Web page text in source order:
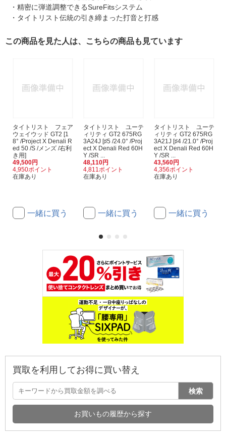
・精密に弾道調整できるSureFitsシステム
・タイトリスト伝統の引き締まった打音と打感
この商品を見た人は、こちらの商品も見ています
タイトリスト フェア
ウェイウッド GT2 [1
8° /Project X Denali R
ed 50 /S /メンズ /右利
き用]
49,500円
4,950ポイント
在庫あり
一緒に買う
タイトリスト ユーテ
ィリティ GT2 675RG
3A24J [♯5 /24.0° /Proj
ect X Denali Red 60H
Y /SR ...
48,110円
4,811ポイント
在庫あり
一緒に買う
タイトリスト ユーテ
ィリティ GT2 675RG
3A21J [♯4 /21.0° /Proj
ect X Denali Red 60H
Y /SR ...
43,560円
4,356ポイント
在庫あり
一緒に買う
買取を利用してお得に買い替え
検索
お買いもの履歴から探す